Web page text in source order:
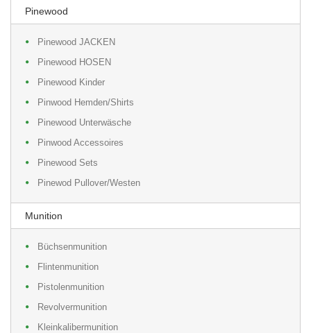
Pinewood
Pinewood JACKEN
Pinewood HOSEN
Pinewood Kinder
Pinwood Hemden/Shirts
Pinewood Unterwäsche
Pinwood Accessoires
Pinewood Sets
Pinewod Pullover/Westen
Munition
Büchsenmunition
Flintenmunition
Pistolenmunition
Revolvermunition
Kleinkalibermunition